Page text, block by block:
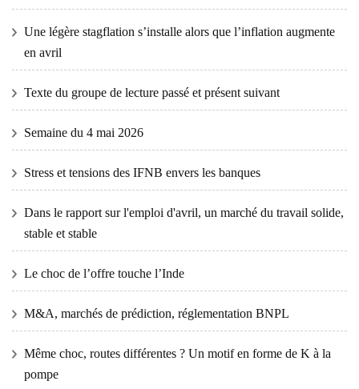
Une légère stagflation s’installe alors que l’inflation augmente
en avril
Texte du groupe de lecture passé et présent suivant
Semaine du 4 mai 2026
Stress et tensions des IFNB envers les banques
Dans le rapport sur l'emploi d'avril, un marché du travail solide,
stable et stable
Le choc de l’offre touche l’Inde
M&A, marchés de prédiction, réglementation BNPL
Même choc, routes différentes ? Un motif en forme de K à la
pompe